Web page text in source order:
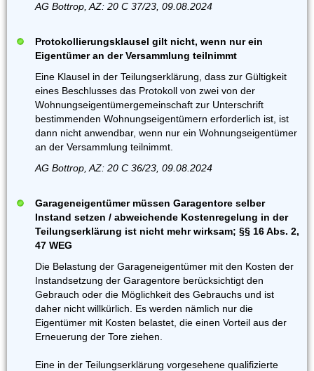
AG Bottrop, AZ: 20 C 37/23, 09.08.2024
Protokollierungsklausel gilt nicht, wenn nur ein
Eigentümer an der Versammlung teilnimmt
Eine Klausel in der Teilungserklärung, dass zur Gültigkeit
eines Beschlusses das Protokoll von zwei von der
Wohnungseigentümergemeinschaft zur Unterschrift
bestimmenden Wohnungseigentümern erforderlich ist, ist
dann nicht anwendbar, wenn nur ein Wohnungseigentümer
an der Versammlung teilnimmt.
AG Bottrop, AZ: 20 C 36/23, 09.08.2024
Garageneigentümer müssen Garagentore selber
Instand setzen / abweichende Kostenregelung in der
Teilungserklärung ist nicht mehr wirksam; §§ 16 Abs. 2,
47 WEG
Die Belastung der Garageneigentümer mit den Kosten der
Instandsetzung der Garagentore berücksichtigt den
Gebrauch oder die Möglichkeit des Gebrauchs und ist
daher nicht willkürlich. Es werden nämlich nur die
Eigentümer mit Kosten belastet, die einen Vorteil aus der
Erneuerung der Tore ziehen.
Eine in der Teilungserklärung vorgesehene qualifizierte